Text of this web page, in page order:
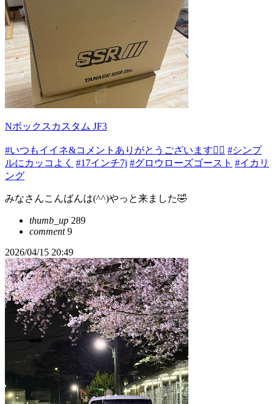
Nボックスカスタム JF3
#いつもイイネ&コメントありがとうございます🙇‍♂️ #シンプ
ルにカッコよく #17インチ7j #グロウローズゴースト #イカリ
ング
みなさんこんばんは(^^)やっと来ました🤣
thumb_up 289
comment9
2026/04/15 20:49